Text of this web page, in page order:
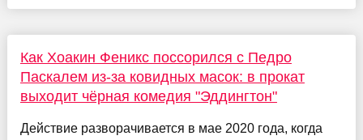
Как Хоакин Феникс поссорился с Педро
Паскалем из-за ковидных масок: в прокат
выходит чёрная комедия "Эддингтон"
Действие разворачивается в мае 2020 года, когда